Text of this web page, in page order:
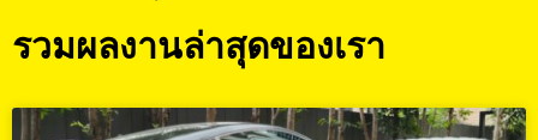
รวมผลงานล่าสุดของเรา